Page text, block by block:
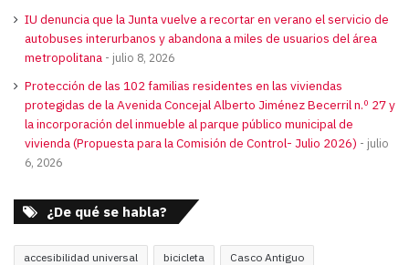
IU denuncia que la Junta vuelve a recortar en verano el servicio de
autobuses interurbanos y abandona a miles de usuarios del área
metropolitana
julio 8, 2026
Protección de las 102 familias residentes en las viviendas
protegidas de la Avenida Concejal Alberto Jiménez Becerril n.º 27 y
la incorporación del inmueble al parque público municipal de
vivienda (Propuesta para la Comisión de Control- Julio 2026)
julio
6, 2026
¿De qué se habla?
accesibilidad universal bicicleta Casco Antiguo